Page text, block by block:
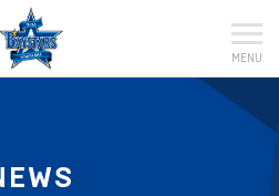
MENU